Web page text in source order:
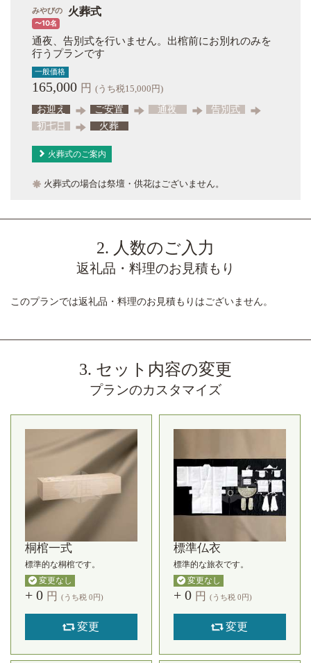
みやびの 火葬式
〜10名
通夜、告別式を行いません。出棺前にお別れのみを
行うプランです
一般価格
165,000 円 (うち税15,000円)
お迎え ご安置 通夜
告別式
初七日
火葬
火葬式のご案内
火葬式の場合は祭壇・供花はございません。
2. 人数のご入力
返礼品・料理のお見積もり
このプランでは返礼品・料理のお見積もりはございません。
3. セット内容の変更
プランのカスタマイズ
桐棺一式
標準的な桐棺です。
変更なし
+ 0 円 (うち税 0 円)
変更
標準仏衣
標準的な旅衣です。
変更なし
+ 0 円 (うち税 0 円)
変更